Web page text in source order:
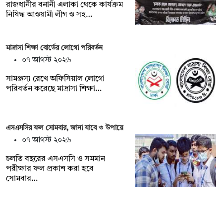
রাজধানীর বনানী এলাকা থেকে কার্যক্রম
নিষিদ্ধ আওয়ামী লীগ ও সহ…
মাদ্রাসা শিক্ষা বোর্ডের লোগো পরিবর্তন
০৭ আগস্ট ২০২৬
সামঞ্জস্য রেখে অফিসিয়াল লোগো
পরিবর্তন করেছে মাদ্রাসা শিক্ষা…
এসএসসির ফল সোমবার, জানা যাবে ৩ উপায়ে
০৭ আগস্ট ২০২৬
চলতি বছরের এসএসসি ও সমমান
পরীক্ষার ফল প্রকাশ করা হবে
সোমবার…